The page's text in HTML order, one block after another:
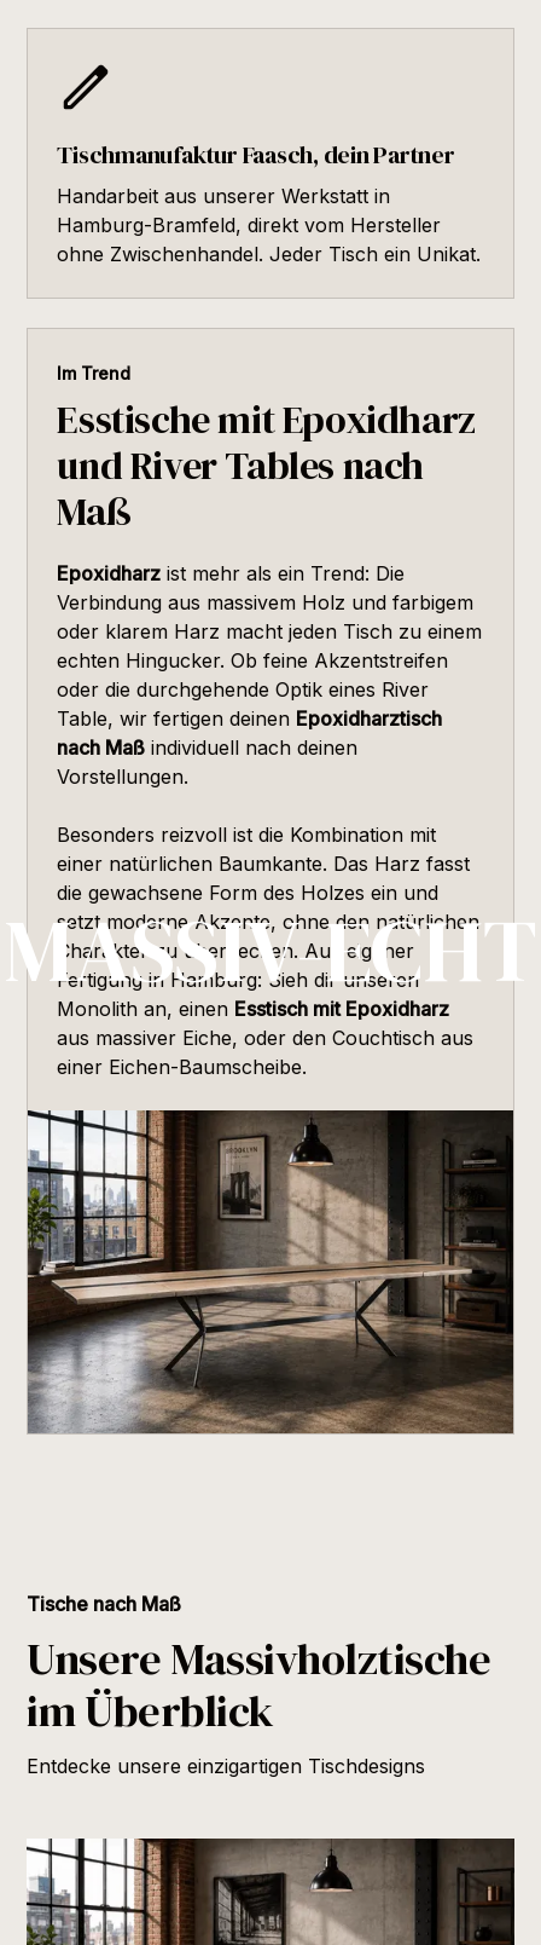
MASSIV-ECHT
Tischmanufaktur Faasch, dein Partner
Handarbeit aus unserer Werkstatt in
Hamburg-Bramfeld, direkt vom Hersteller
ohne Zwischenhandel. Jeder Tisch ein Unikat.
Im Trend
Esstische mit Epoxidharz
und River Tables nach
Maß
Epoxidharz ist mehr als ein Trend: Die
Verbindung aus massivem Holz und farbigem
oder klarem Harz macht jeden Tisch zu einem
echten Hingucker. Ob feine Akzentstreifen
oder die durchgehende Optik eines River
Table, wir fertigen deinen Epoxidharztisch
nach Maß individuell nach deinen
Vorstellungen.
Besonders reizvoll ist die Kombination mit
einer natürlichen Baumkante. Das Harz fasst
die gewachsene Form des Holzes ein und
setzt moderne Akzente, ohne den natürlichen
Charakter zu überdecken. Aus eigener
Fertigung in Hamburg: Sieh dir unseren
Monolith an, einen Esstisch mit Epoxidharz
aus massiver Eiche, oder den Couchtisch aus
einer Eichen-Baumscheibe.
Tische nach Maß
Unsere Massivholztische
im Überblick
Entdecke unsere einzigartigen Tischdesigns